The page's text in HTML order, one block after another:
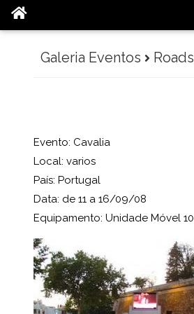
Galeria Eventos
Evento: Cavalia
Local: varios
País: Portugal
Data: de 11 a 16/09/08
Equipamento: Unidade Móvel